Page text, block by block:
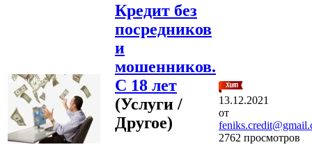
Кредит без
посредников
и
мошенников.
С 18 лет
(Услуги /
Другое)
13.12.2021
от
2762 просмотров